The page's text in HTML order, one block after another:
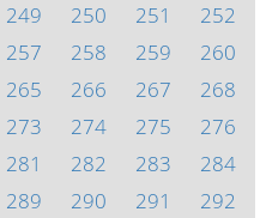
249 250 251
252
257 258 259
260
265 266 267
268
273 274 275
276
281 282 283
284
289 290 291
292